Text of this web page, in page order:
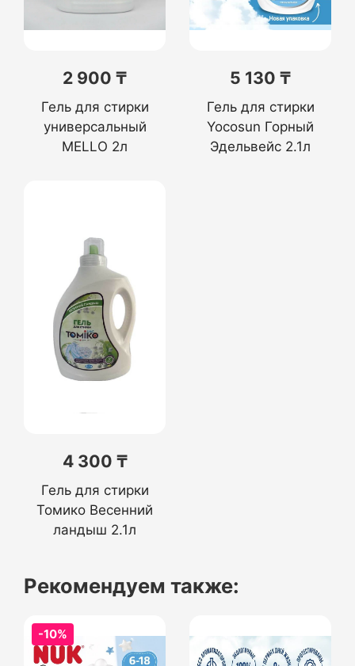
2 900 ₸
Гель для стирки
универсальный
MELLO 2л
5 130 ₸
Гель для стирки
Yocosun Горный
Эдельвейс 2.1л
4 300 ₸
Гель для стирки
Томико Весенний
ландыш 2.1л
Рекомендуем также:
-10%